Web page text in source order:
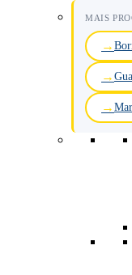
MAIS